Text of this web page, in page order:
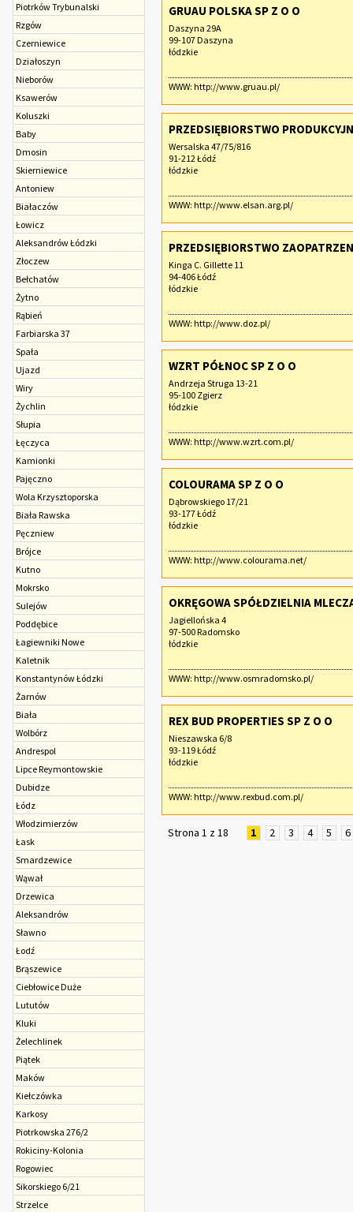
Piotrków Trybunalski
Rzgów
Czerniewice
Działoszyn
Nieborów
Ksawerów
Koluszki
Baby
Dmosin
Skierniewice
Antoniew
Białaczów
Łowicz
Aleksandrów Łódzki
Złoczew
Bełchatów
Żytno
Rąbień
Farbiarska 37
Spała
Ujazd
Wiry
Żychlin
Słupia
Łęczyca
Kamionki
Pajęczno
Wola Krzysztoporska
Biała Rawska
Pęczniew
Brójce
Kutno
Mokrsko
Sulejów
Poddębice
Łagiewniki Nowe
Kaletnik
Konstantynów Łódzki
Żarnów
Biała
Wolbórz
Andrespol
Lipce Reymontowskie
Dubidze
Łódz
Włodzimierzów
Łask
Smardzewice
Wąwał
Drzewica
Aleksandrów
Sławno
Łodź
Brąszewice
Ciebłowice Duże
Lututów
Kluki
Żelechlinek
Piątek
Maków
Kiełczówka
Karkosy
Piotrkowska 276/2
Rokiciny-Kolonia
Rogowiec
Sikorskiego 6/21
Strzelce
GRUAU POLSKA SP Z O O
Daszyna 29A
99-107 Daszyna
łódzkie
WWW: http://www.gruau.pl/
PRZEDSIĘBIORSTWO
Wersalska 47/75/816
91-212 Łódź
łódzkie
WWW: http://www.elsan.arg.pl/
PRZEDSIĘBIORSTWO
Kinga C. Gillette 11
94-406 Łódź
łódzkie
WWW: http://www.doz.pl/
WZRT PÓŁNOC SP Z O O
Andrzeja Struga 13-21
95-100 Zgierz
łódzkie
WWW: http://www.wzrt.com.pl/
COLOURAMA SP Z O O
Dąbrowskiego 17/21
93-177 Łódź
łódzkie
WWW: http://www.colourama.net/
OKRĘGOWA SPÓŁDZIELNIA
Jagiellońska 4
97-500 Radomsko
łódzkie
WWW: http://www.osmradomsko.pl/
REX BUD PROPERTIES SP Z O O
Nieszawska 6/8
93-119 Łódź
łódzkie
WWW: http://www.rexbud.com.pl/
Strona 1 z 18 1 2 3 4 5 6